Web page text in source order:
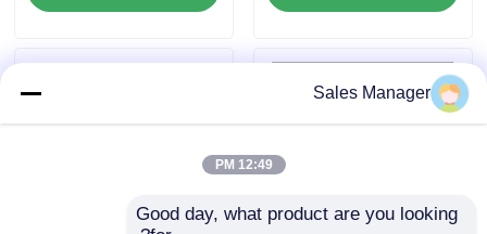
کانکتورهای USB نوع C
کانکتور سوکت DP
سوکت کانکتور زن RJ45
Sales Manager
12:49 PM
Good day, what product are you looking